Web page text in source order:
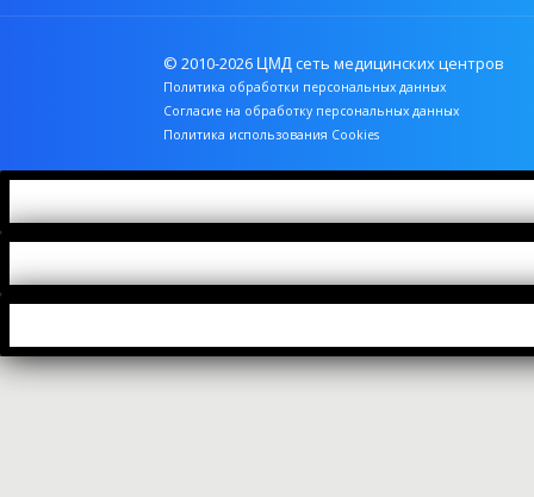
© 2010-2026 ЦМД сеть медицинских центров
Политика обработки персональных данных
Согласие на обработку персональных данных
Политика использования Cookies